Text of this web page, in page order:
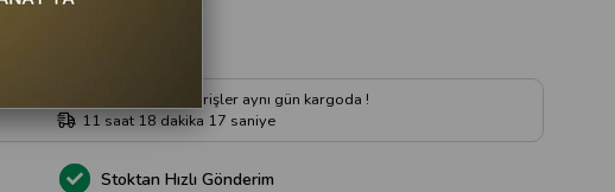
içi 16:00'a kadar verilen siparişler aynı gün kargoda !
11saat18dakika 16 saniye
Stoktan Hızlı Gönderim